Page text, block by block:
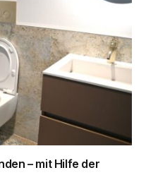
– mit Hilfe der